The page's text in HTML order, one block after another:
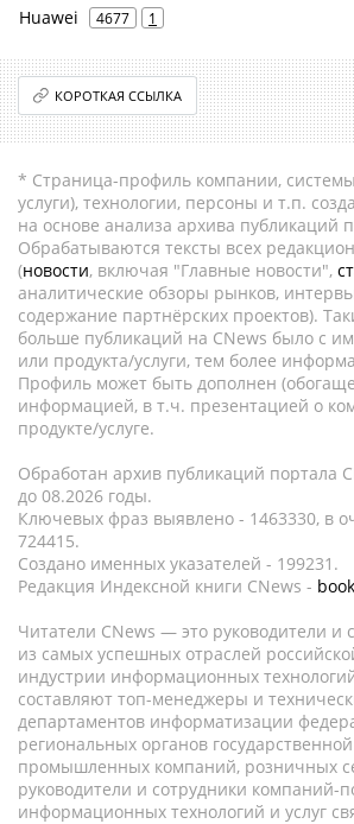
Huawei 4677 1
КОРОТКАЯ ССЫЛКА
* Страница-профиль компании,
услуги), технологии, персоны и т.п.
на основе анализа архива публикаций
Обрабатываются тексты всех
(новости, включая "Главные новости",
аналитические обзоры рынков,
содержание партнёрских проектов).
больше публикаций на CNews было с
или продукта/услуги, тем более
Профиль может быть дополнен
информацией, в т.ч. презентацией о
продукте/услуге.
Обработан архив публикаций портала
до 08.2026 годы.
Ключевых фраз выявлено - 1463330, в
724415.
Создано именных указателей - 199231.
Редакция Индексной книги CNews -
Читатели CNews — это руководители и
из самых успешных отраслей
индустрии информационных
составляют топ-менеджеры и
департаментов информатизации
региональных органов
промышленных компаний, розничных
руководители и сотрудники компаний-
информационных технологий и услуг